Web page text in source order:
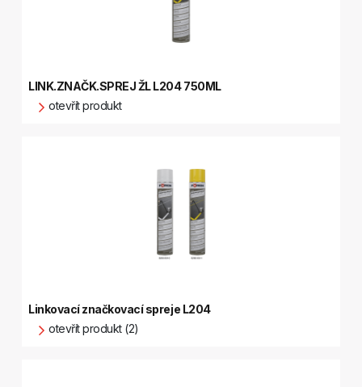
LINK.ZNAČK.SPREJ ŽL L204 750ML
otevřít produkt
Linkovací značkovací spreje L204
otevřít produkt (2)